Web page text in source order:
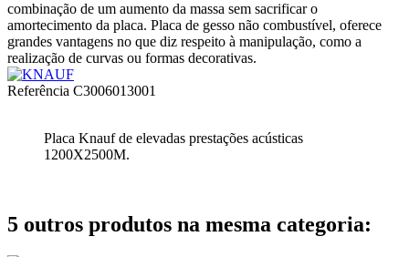
combinação de um aumento da massa sem sacrificar o
amortecimento da placa. Placa de gesso não combustível, oferece
grandes vantagens no que diz respeito à manipulação, como a
realização de curvas ou formas decorativas.
Referência C3006013001
Placa Knauf de elevadas prestações acústicas
1200X2500M.
5 outros produtos na mesma categoria: